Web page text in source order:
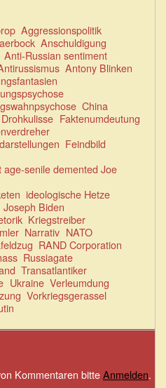
Aggressionspolitik
Anschuldigung
Anti-Russian sentiment
Antony Blinken
China
Drohkulisse Faktenumdeutung
Feindbild
senile demented Joe
ideologische Hetze
Joseph Biden
Kriegstreiber
Narrativ NATO
RAND Corporation
Russiagate
Transatlantiker
Ukraine Verleumdung
Vorkriegsgerassel
Kommentaren bitteAnmelden.